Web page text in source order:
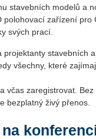
sta­veb­ních mo­de­lů a
za­ří­ze­ní pro
svých prací.
sta­veb­ních
všech­ny, které
včas za­re­gis­tro­vat.
bezplatný živý přenos.